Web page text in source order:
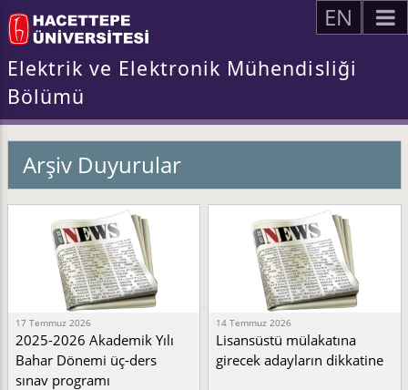
EN
Elektrik ve Elektronik Mühendisliği
Bölümü
Arşiv Duyurular
17 Temmuz 2026
2025-2026 Akademik Yılı
Bahar Dönemi üç-ders
sınav programı
14 Temmuz 2026
Lisansüstü mülakatına
girecek adayların dikkatine